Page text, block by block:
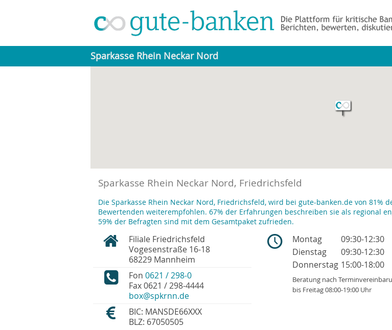
Sparkasse Rhein Neckar Nord
Sparkasse Rhein Neckar Nord, Friedrichsfeld
Die Sparkasse Rhein Neckar Nord, Friedrichsfeld, wird bei gute-banken.de von 81%
Bewertenden weiterempfohlen. 67% der Erfahrungen beschreiben sie als regional
59% der Befragten sind mit dem Gesamtpaket zufrieden.
Filiale Friedrichsfeld
Vogesenstraße 16-18
68229 Mannheim
Fon 0621 / 298-0
Fax0621 / 298-4444
box@spkrnn.de
BIC: MANSDE66XXX
BLZ: 67050505
Montag
09:30-12:30
Dienstag
09:30-12:30
Donnerstag 15:00-18:00
Beratung nach
bis Freitag 08:00-19:00 Uhr